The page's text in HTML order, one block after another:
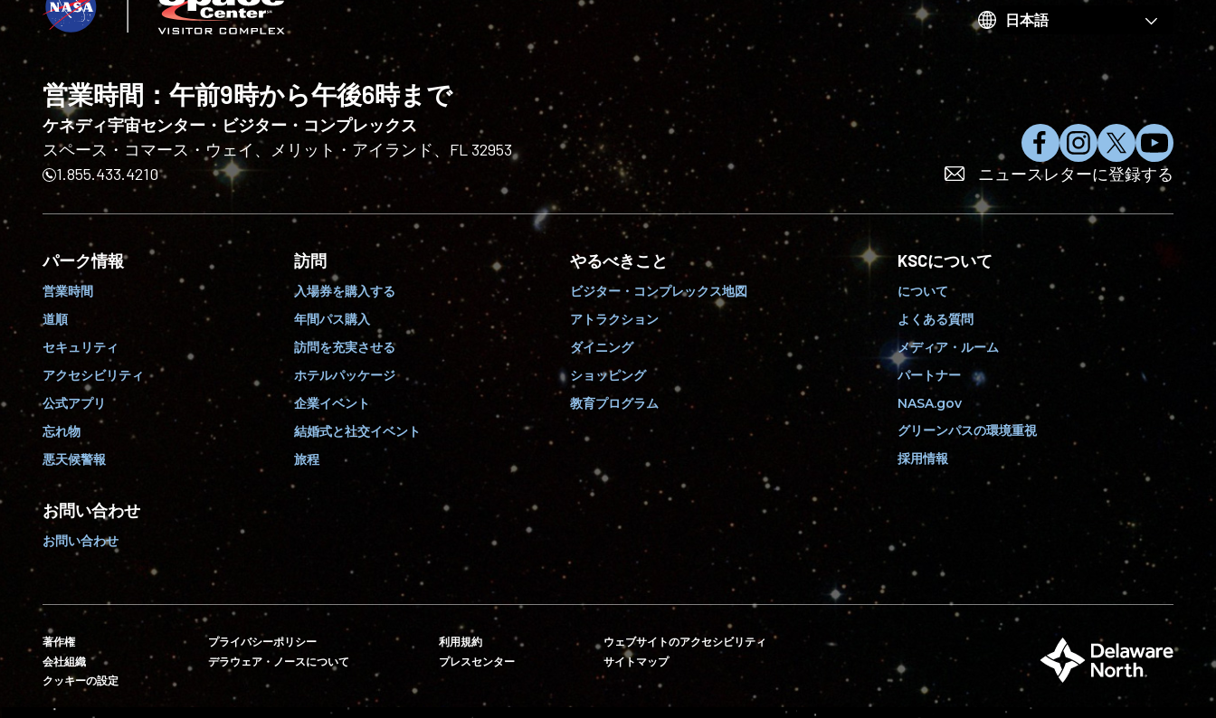
Choose
営業時間：午前9時から午後6時まで
ケネディ宇宙センター・ビジター・コンプレックス
スペース・コマース・ウェイ、メリット・アイランド、FL 32953
1.855.433.4210
フ
ェ
ス
ク
い
イ
ン
ス
タ
ロ
X
で
ォ
る
Y
o
u
T
e
に
録
る
ニュースレターに登録する
パーク情報
営業時間
道順
セキュリティ
アクセシビリティ
公式アプリ
忘れ物
悪天候警報
訪問
入場券を購入する
年間パス購入
訪問を充実させる
ホテルパッケージ
企業イベント
結婚式と社交イベント
旅程
やるべきこと
ビジター・コンプレックス地図
アトラクション
ダイニング
ショッピング
教育プログラム
KSCについて
について
よくある質問
メディア・ルーム
パートナー
NASA.gov
グリーンパスの環境重視
採用情報
お問い合わせ
お問い合わせ
著作権 プライバシーポリシー 利用規約
ウェブサイトのアクセシビリティ
会社組織
デラウェア・ノースについて プレスセンター
サイトマップ
クッキーの設定
ラ